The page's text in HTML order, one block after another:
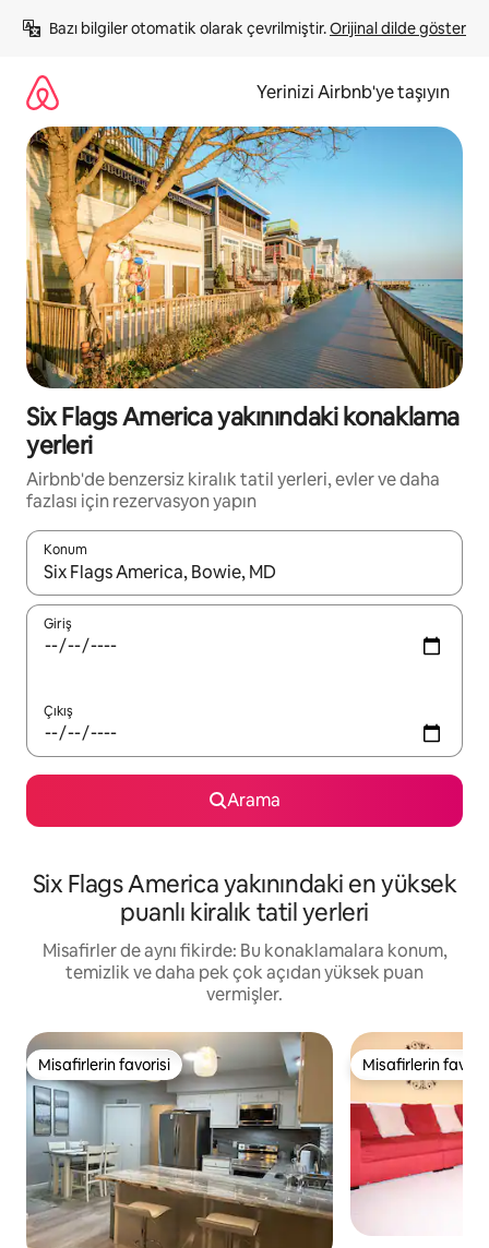
atla
Bazı bilgiler otomatik olarak çevrilmiştir. Orijinal dilde göster
Yerinizi Airbnb'ye taşıyın
Six Flags America yakınındaki konaklama
yerleri
Airbnb'de benzersiz kiralık tatil yerleri, evler ve daha
fazlası için rezervasyon yapın
Konum
Sonuçlar kullanılabilir olduğunda yukarı ve aşağı oklarıyla
Giriş
Çıkış
Arama
Six Flags America yakınındaki en yüksek
puanlı kiralık tatil yerleri
Misafirler de aynı fikirde: Bu konaklamalara konum,
temizlik ve daha pek çok açıdan yüksek puan
vermişler.
Misafirlerin favorisi
Misafirlerin favorisi Misafirlerin
Misafirlerin